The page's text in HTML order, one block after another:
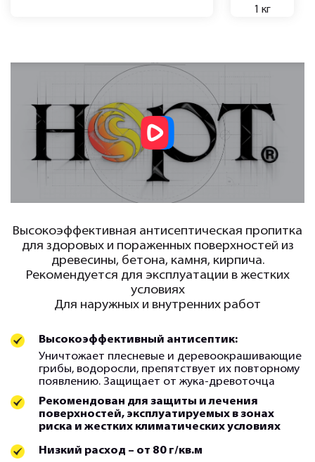
1 кг
Высокоэффективная антисептическая пропитка
для здоровых и пораженных поверхностей из
древесины, бетона, камня, кирпича.
Рекомендуется для эксплуатации в жестких
условиях
Для наружных и внутренних работ
Высокоэффективный антисептик:
Уничтожает плесневые и деревоокрашивающие
грибы, водоросли, препятствует их повторному
появлению. Защищает от жука-древоточца
Рекомендован для защиты и лечения
поверхностей, эксплуатируемых в зонах
риска и жестких климатических условиях
Низкий расход – от 80 г/кв.м